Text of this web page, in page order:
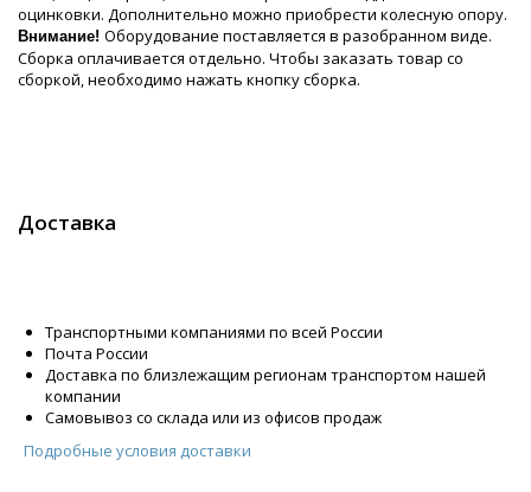
оцинковки. Дополнительно можно приобрести колесную опору.
Внимание! Оборудование поставляется в разобранном виде.
Сборка оплачивается отдельно. Чтобы заказать товар со
сборкой, необходимо нажать кнопку сборка.
Доставка
Транспортными компаниями по всей России
Почта России
Доставка по близлежащим регионам транспортом нашей
компании
Самовывоз со склада или из офисов продаж
Подробные условия доставки